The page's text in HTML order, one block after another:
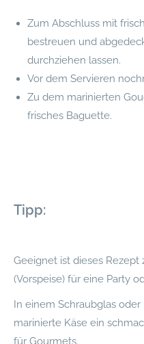
Zum Abschluss mit
bestreuen und
durchziehen lassen.
Vor dem Servieren
Zu dem marinierten
frisches Baguette.
Tipp:
Geeignet ist dieses Rezept
(Vorspeise) für eine Party
In einem Schraubglas
marinierte Käse ein
für Gourmets.